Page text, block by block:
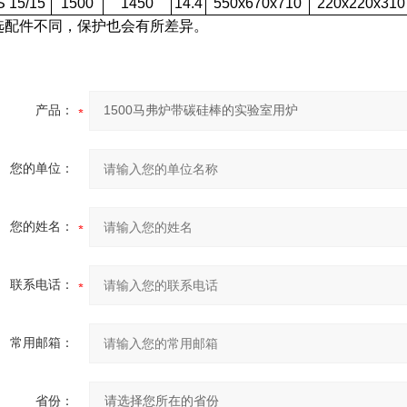
15/15
1500 1450 14.4 550x670x710 220x220x310
配件不同，保护也会有所差异。
产品：
您的单位：
您的姓名：
联系电话：
常用邮箱：
省份：